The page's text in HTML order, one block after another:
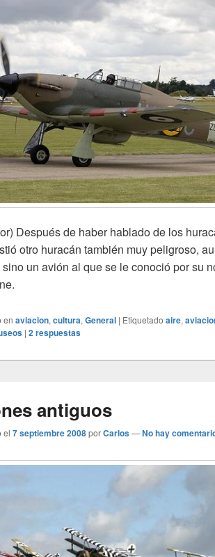
Después de haber hablado de los
otro huracán también muy peligroso,
sino un avión al que se le conoció por su
en aviacion, cultura, General | Etiquetado aire,
| 2respuestas
antiguos
el 7 septiembre 2008porCarlos—No hay